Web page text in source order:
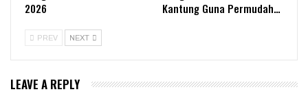
2026
Kantung Guna Permudah…
PREV NEXT
LEAVE A REPLY